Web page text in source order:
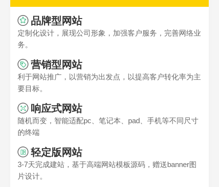
品牌型网站
定制化设计，展现公司形象，加强客户服务，完善网络业
务。
营销型网站
利于网站推广，以营销为出发点，以提高客户转化率为主
要目标。
响应式网站
随机而变，智能适配pc、笔记本、pad、手机等不同尺寸
的终端
轻定版网站
3-7天完成建站，基于高端网站模板源码，赠送banner图
片设计。